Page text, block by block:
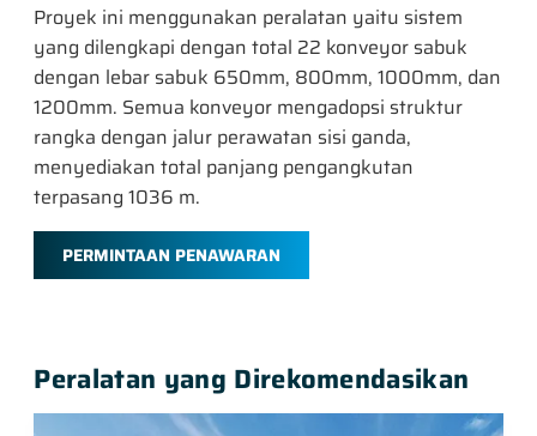
Proyek ini menggunakan peralatan yaitu sistem
yang dilengkapi dengan total 22 konveyor sabuk
dengan lebar sabuk 650mm, 800mm, 1000mm, dan
1200mm. Semua konveyor mengadopsi struktur
rangka dengan jalur perawatan sisi ganda,
menyediakan total panjang pengangkutan
terpasang 1036 m.
PERMINTAAN PENAWARAN
Peralatan yang Direkomendasikan